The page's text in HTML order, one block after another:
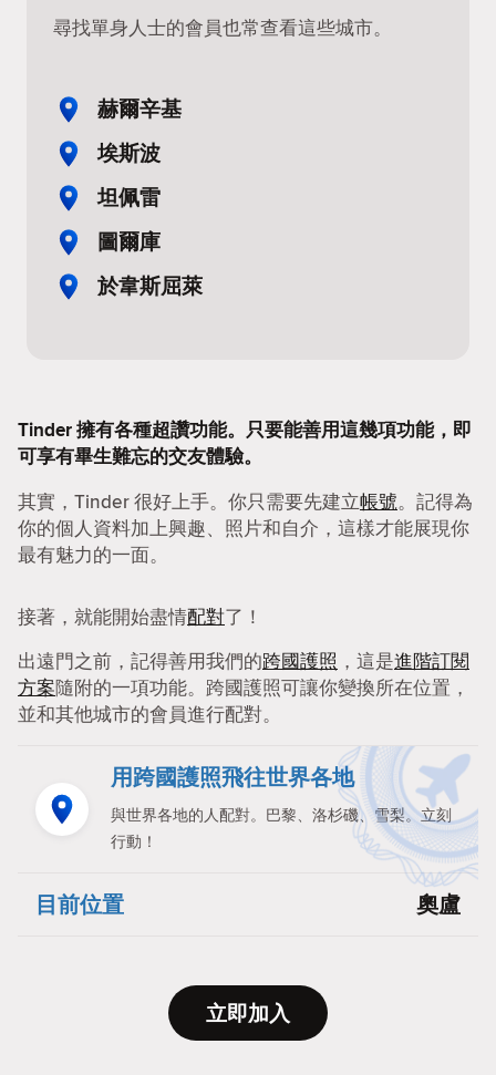
尋找單身人士的會員也常查看這些城市。
赫爾辛基
埃斯波
坦佩雷
圖爾庫
於韋斯屈萊
Tinder 擁有各種超讚功能。只要能善用這幾項功能，即
可享有畢生難忘的交友體驗。
其實，Tinder 很好上手。你只需要先建立帳號。記得為
你的個人資料加上興趣、照片和自介，這樣才能展現你
最有魅力的一面。
接著，就能開始盡情配對了！
出遠門之前，記得善用我們的跨國護照 ，這是進階訂閱
方案隨附的一項功能。跨國護照可讓你變換所在位置，
並和其他城市的會員進行配對。
用跨國護照飛往世界各地
與世界各地的人配對。巴黎、洛杉磯、雪梨。立刻
行動！
目前位置 奧盧
立即加入